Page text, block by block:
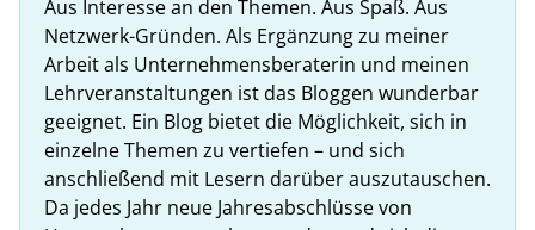
Aus Interesse an den Themen. Aus Spaß. Aus
Netzwerk-Gründen. Als Ergänzung zu meiner
Arbeit als Unternehmensberaterin und meinen
Lehrveranstaltungen ist das Bloggen wunderbar
geeignet. Ein Blog bietet die Möglichkeit, sich in
einzelne Themen zu vertiefen – und sich
anschließend mit Lesern darüber auszutauschen.
Da jedes Jahr neue Jahresabschlüsse von